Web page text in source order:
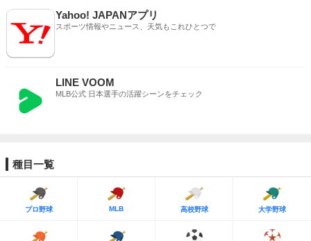
Yahoo! JAPANアプリ
スポーツ情報やニュース、天気もこれひとつで
LINE VOOM
MLB公式 日本選手の活躍シーンをチェック
種目一覧
プロ野球 MLB 高校野球 大学野球